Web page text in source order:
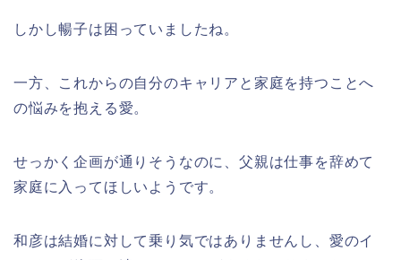
しかし暢子は困っていましたね。
一方、これからの自分のキャリアと家庭を持つことへ
の悩みを抱える愛。
せっかく企画が通りそうなのに、父親は仕事を辞めて
家庭に入ってほしいようです。
和彦は結婚に対して乗り気ではありませんし、愛のイ